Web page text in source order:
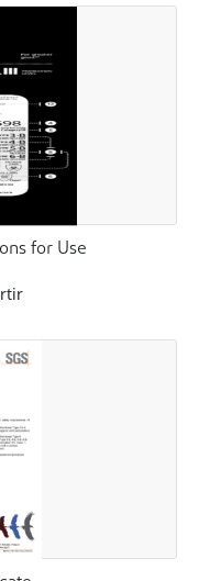
for Use